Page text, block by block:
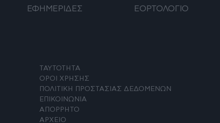
ΕΦΗΜΕΡΙΔΕΣ
ΕΟΡΤΟΛΟΓΙΟ
ΤΑΥΤΟΤΗΤΑ
ΟΡΟΙ ΧΡΗΣΗΣ
ΠΟΛΙΤΙΚΗ ΠΡΟΣΤΑΣΙΑΣ ΔΕΔΟΜΕΝΩΝ
ΕΠΙΚΟΙΝΩΝΙΑ
ΑΠΟΡΡΗΤΟ
ΑΡΧΕΙΟ